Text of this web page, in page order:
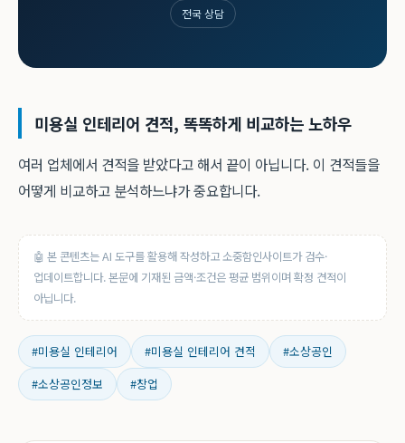
전국 상담
미용실 인테리어 견적, 똑똑하게 비교하는 노하우
여러 업체에서 견적을 받았다고 해서 끝이 아닙니다. 이 견적들을
어떻게 비교하고 분석하느냐가 중요합니다.
🤖 본 콘텐츠는 AI 도구를 활용해 작성하고 소중함인사이트가 검수·
업데이트합니다. 본문에 기재된 금액·조건은 평균 범위이며 확정 견적이
아닙니다.
#미용실 인테리어 #미용실 인테리어 견적
#소상공인
#소상공인정보
#창업